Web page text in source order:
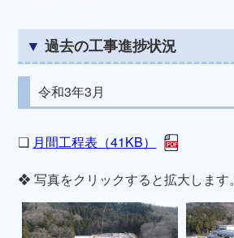
過去の工事進捗状況
令和3年3月
❏ 月間工程表（41KB）
❖ 写真をクリックすると拡大します。